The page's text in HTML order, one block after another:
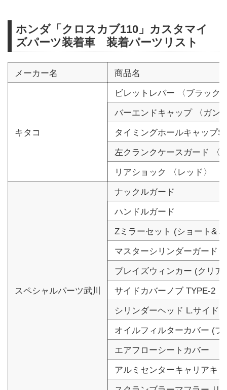
ホンダ「クロスカブ110」カスタマイ
ズパーツ装着車 装着パーツリスト
メーカー名 商品名
キタコ
ビレットレバー 〈ブラック
バーエンドキャップ 〈ガン
タイミングホールキャップ
左クランクケースガード 〈
リアショック 〈レッド〉
スペシャルパーツ武川
ナックルガード
ハンドルガード
Zミラーセット (ショート&
マスターシリンダーガード
ブレイズウィンカー (クリア
サイドカバーノブ TYPE-2
シリンダーヘッド L.サイド
オイルフィルターカバー (プ
エアフローシートカバー
アルミセンターキャリアキ